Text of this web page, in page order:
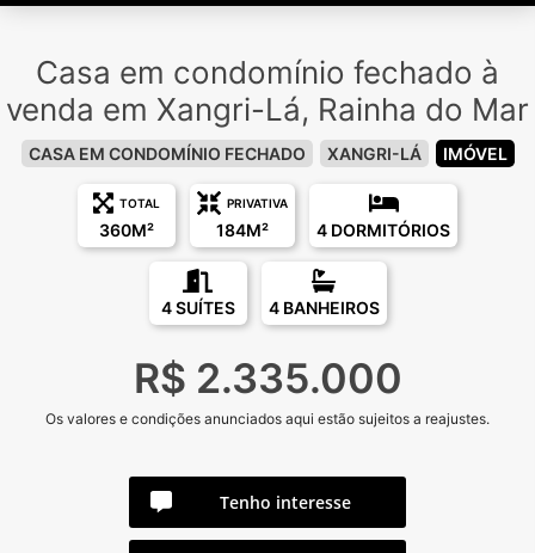
Casa em condomínio fechado à
venda em Xangri-Lá, Rainha do Mar
CASA EM CONDOMÍNIO FECHADO XANGRI-LÁ IMÓVEL
TOTAL
360M²
PRIVATIVA
184M² 4 DORMITÓRIOS
4 SUÍTES 4 BANHEIROS
R$ 2.335.000
Os valores e condições anunciados aqui estão sujeitos a reajustes.
Tenho interesse